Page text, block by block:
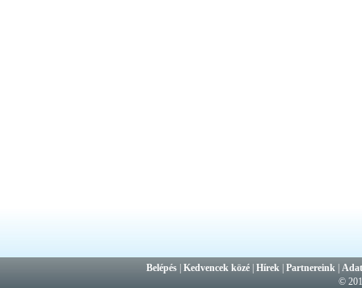
Belépés |Kedvencek közé |Hírek |Partnereink |
©